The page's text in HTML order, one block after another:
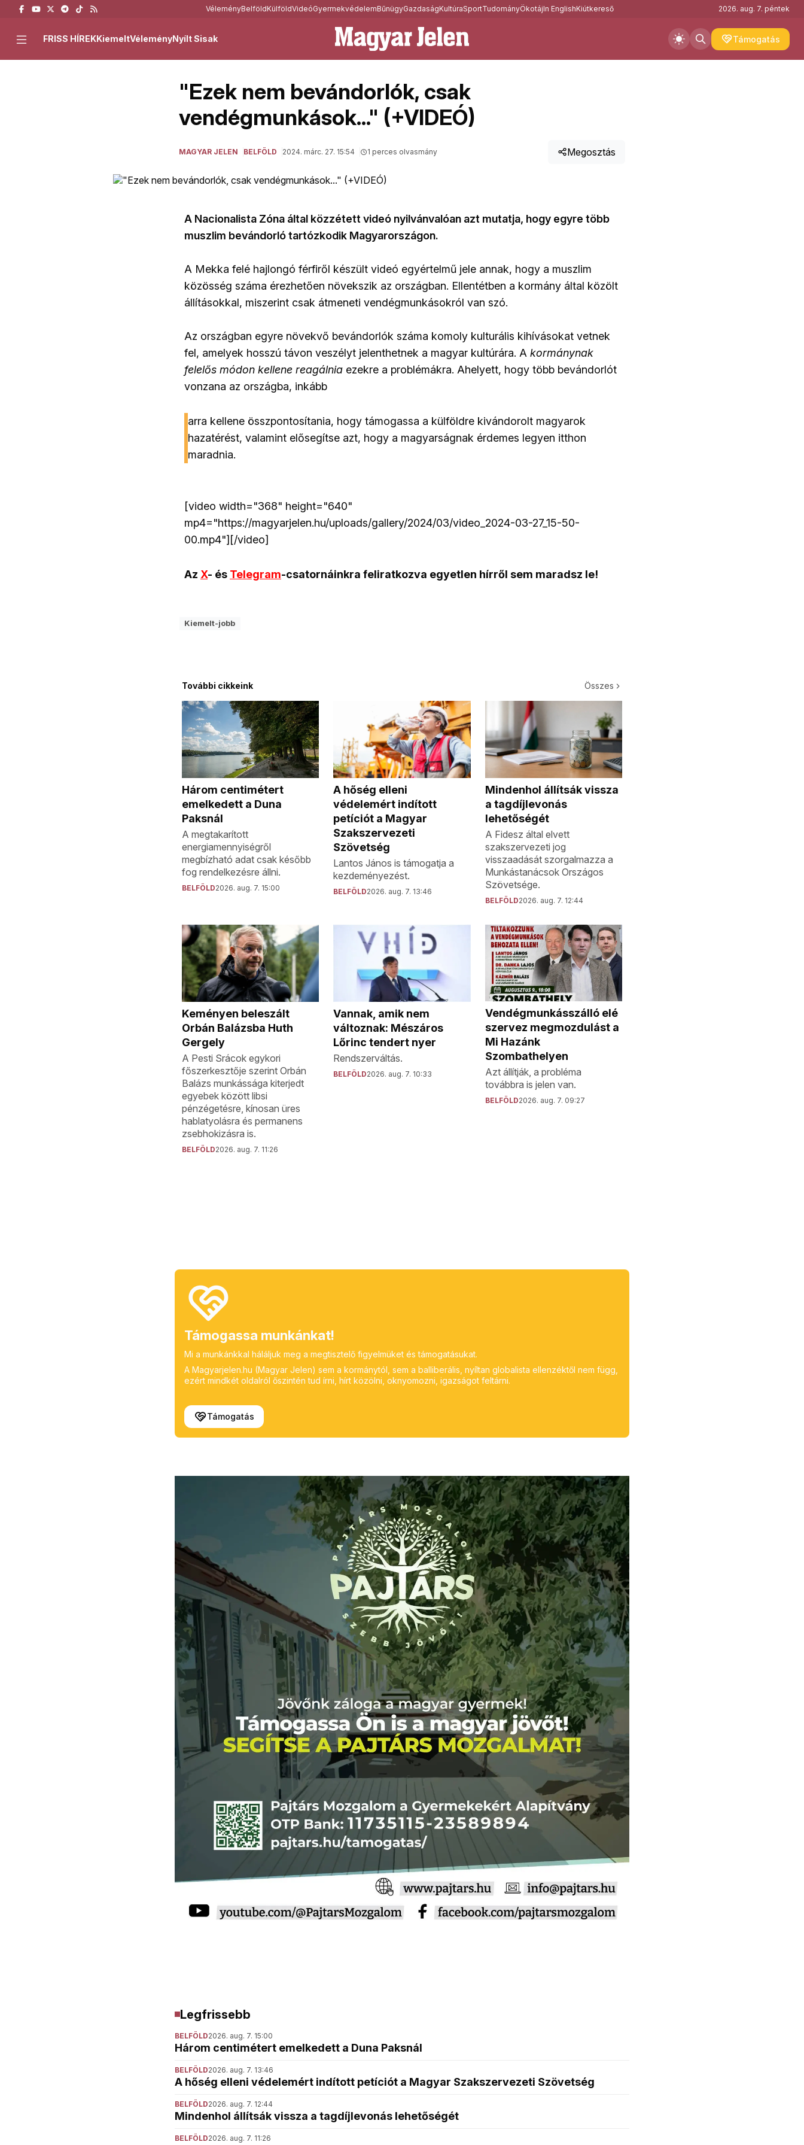
VéleményBelföldKülföldVideóGyermekvédelemBűnügyGazdaságKultúraSportTudományÖkotájIn EnglishKiútkereső 2026. aug. 7. péntek
Támogatás
FRISS HÍREKKiemeltVéleményNyílt Sisak
"Ezek nem bevándorlók, csak
vendégmunkások..." (+VIDEÓ)
MAGYAR JELEN BELFÖLD 2024. márc. 27. 15:54 1 perces olvasmány Megosztás
A Nacionalista Zóna által közzétett videó nyilvánvalóan azt mutatja, hogy egyre több
muszlim bevándorló tartózkodik Magyarországon.
A Mekka felé hajlongó férfiről készült videó egyértelmű jele annak, hogy a muszlim
közösség száma érezhetően növekszik az országban. Ellentétben a kormány által közölt
állításokkal, miszerint csak átmeneti vendégmunkásokról van szó.
Az országban egyre növekvő bevándorlók száma komoly kulturális kihívásokat vetnek
fel, amelyek hosszú távon veszélyt jelenthetnek a magyar kultúrára. A kormánynak
felelős módon kellene reagálnia ezekre a problémákra. Ahelyett, hogy több bevándorlót
vonzana az országba, inkább
arra kellene összpontosítania, hogy támogassa a külföldre kivándorolt magyarok
hazatérést, valamint elősegítse azt, hogy a magyarságnak érdemes legyen itthon
maradnia.
[video width="368" height="640"
mp4="https://magyarjelen.hu/uploads/gallery/2024/03/video_2024-03-27_15-50-
00.mp4"][/video]
Az X- és Telegram-csatornáinkra feliratkozva egyetlen hírről sem maradsz le!
Kiemelt-jobb
További cikkeink Összes
Három centimétert
emelkedett a Duna
Paksnál
A megtakarított
energiamennyiségről
megbízható adat csak később
fog rendelkezésre állni.
BELFÖLD2026. aug. 7. 15:00
A hőség elleni
védelemért indított
petíciót a Magyar
Szakszervezeti
Szövetség
Lantos János is támogatja a
kezdeményezést.
BELFÖLD2026. aug. 7. 13:46
Mindenhol állítsák vissza
a tagdíjlevonás
lehetőségét
A Fidesz által elvett
szakszervezeti jog
visszaadását szorgalmazza a
Munkástanácsok Országos
Szövetsége.
BELFÖLD2026. aug. 7. 12:44
Keményen beleszált
Orbán Balázsba Huth
Gergely
A Pesti Srácok egykori
főszerkesztője szerint Orbán
Balázs munkássága kiterjedt
egyebek között libsi
pénzégetésre, kínosan üres
hablatyolásra és permanens
zsebhokizásra is.
BELFÖLD2026. aug. 7. 11:26
Vannak, amik nem
változnak: Mészáros
Lőrinc tendert nyer
Rendszerváltás.
BELFÖLD2026. aug. 7. 10:33
Vendégmunkásszálló elé
szervez megmozdulást a
Mi Hazánk
Szombathelyen
Azt állítják, a probléma
továbbra is jelen van.
BELFÖLD2026. aug. 7. 09:27
Támogassa munkánkat!
Mi a munkánkkal háláljuk meg a megtisztelő figyelmüket és támogatásukat.
A Magyarjelen.hu (Magyar Jelen) sem a kormánytól, sem a balliberális, nyíltan globalista ellenzéktől nem függ,
ezért mindkét oldalról őszintén tud írni, hírt közölni, oknyomozni, igazságot feltárni.
Támogatás
Legfrissebb
BELFÖLD2026. aug. 7. 15:00
Három centimétert emelkedett a Duna Paksnál
BELFÖLD2026. aug. 7. 13:46
A hőség elleni védelemért indított petíciót a Magyar Szakszervezeti Szövetség
BELFÖLD2026. aug. 7. 12:44
Mindenhol állítsák vissza a tagdíjlevonás lehetőségét
BELFÖLD2026. aug. 7. 11:26